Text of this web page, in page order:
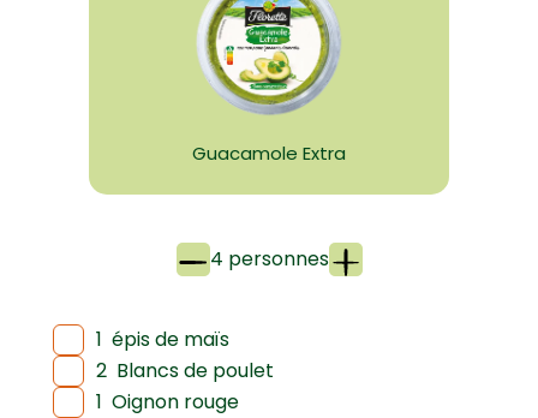
Guacamole Extra
4 personnes
1 épis de maïs
2 Blancs de poulet
1 Oignon rouge